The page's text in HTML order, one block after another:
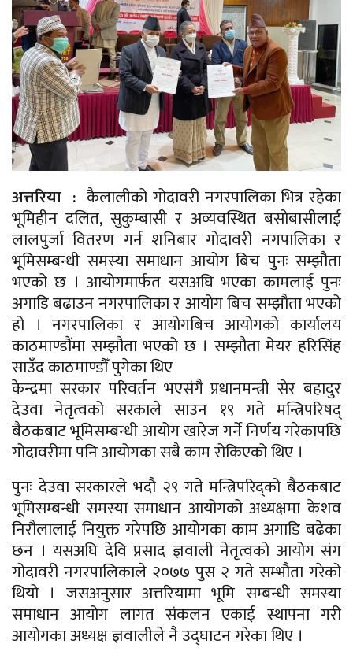
अत्तरिया : कैलालीको गोदावरी नगरपालिका भित्र रहेका
भूमिहीन दलित, सुकुम्बासी र अव्यवस्थित बसोबासीलाई
लालपुर्जा वितरण गर्न शनिबार गोदावरी नगपालिका र
भूमिसम्बन्धी समस्या समाधान आयोग बिच पुनः सम्झौता
भएको छ । आयोगमार्फत यसअघि भएका कामलाई पुनः
अगाडि बढाउन नगरपालिका र आयोग बिच सम्झौता भएको
हो । नगरपालिका र आयोगबिच आयोगको कार्यालय
काठमाण्डौंमा सम्झौता भएको छ । सम्झौता मेयर हरिसिंह
साउँद काठमाण्डौँ पुगेका थिए
केन्द्रमा सरकार परिवर्तन भएसंगै प्रधानमन्त्री सेर बहादुर
देउवा नेतृत्वको सरकाले साउन १९ गते मन्त्रिपरिषद्
बैठकबाट भूमिसम्बन्धी आयोग खारेज गर्ने निर्णय गरेकापछि
गोदावरीमा पनि आयोगका सबै काम रोकिएको थिए ।
पुनः देउवा सरकारले भदौ २९ गते मन्त्रिपरिद्को बैठकबाट
भूमिसम्बन्धी समस्या समाधान आयोगको अध्यक्षमा केशव
निरौलालाई नियुक्त गरेपछि आयोगका काम अगाडि बढेका
छन । यसअघि देवि प्रसाद ज्ञवाली नेतृत्वको आयोग संग
गोदावरी नगरपालिकाले २०७७ पुस २ गते सम्भौता गरेको
थियो । जसअनुसार अत्तरियामा भूमि सम्बन्धी समस्या
समाधान आयोग लागत संकलन एकाई स्थापना गरी
आयोगका अध्यक्ष ज्ञवालीले नै उद्घाटन गरेका थिए ।